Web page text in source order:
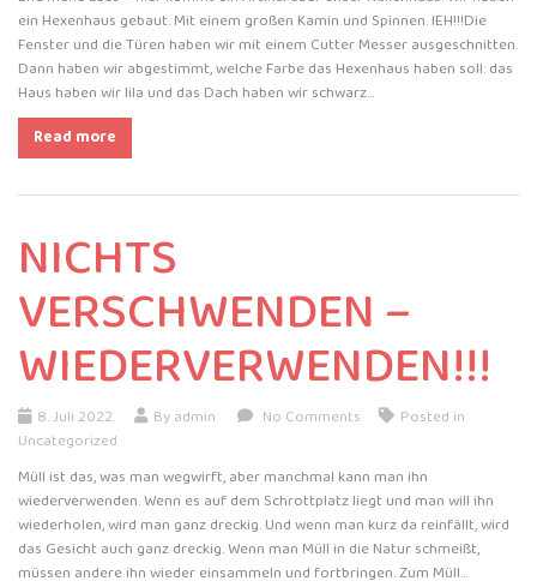
ein Hexenhaus gebaut. Mit einem großen Kamin und Spinnen. IEH!!!Die
Fenster und die Türen haben wir mit einem Cutter Messer ausgeschnitten.
Dann haben wir abgestimmt, welche Farbe das Hexenhaus haben soll: das
Haus haben wir lila und das Dach haben wir schwarz…
Read more
NICHTS
VERSCHWENDEN –
WIEDERVERWENDEN!!!
8. Juli 2022 By admin No Comments
Posted in
Uncategorized
Müll ist das, was man wegwirft, aber manchmal kann man ihn
wiederverwenden. Wenn es auf dem Schrottplatz liegt und man will ihn
wiederholen, wird man ganz dreckig. Und wenn man kurz da reinfällt, wird
das Gesicht auch ganz dreckig. Wenn man Müll in die Natur schmeißt,
müssen andere ihn wieder einsammeln und fortbringen. Zum Müll…